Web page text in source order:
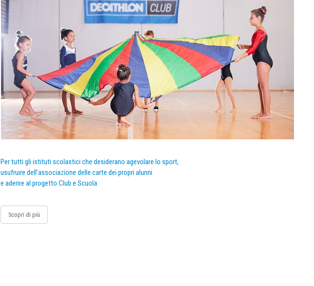
Per tutti gli istituti scolastici che desiderano agevolare lo sport,
usufruire dell’associazione delle carte dei propri alunni
e aderire al progetto Club e Scuola
Scopri di più